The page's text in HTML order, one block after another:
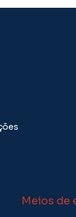
Meios de